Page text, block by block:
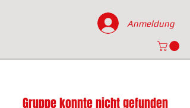
Anmeldung
Gruppe konnte nicht gefunden